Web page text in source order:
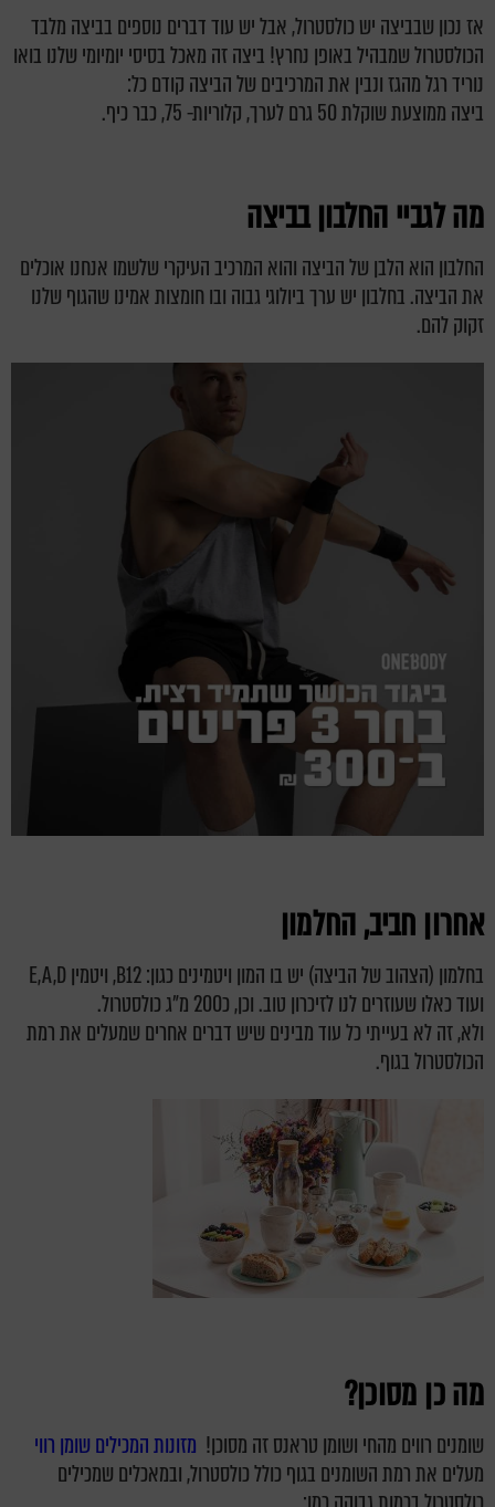
אז נכון שבביצה יש כולסטרול, אבל יש עוד דברים נוספים בביצה מלבד
הכולסטרול שמבהיל באופן נחרץ! ביצה זה מאכל בסיסי יומיומי שלנו בואו
נוריד רגל מהגז ונבין את המרכיבים של הביצה קודם כל:
ביצה ממוצעת שוקלת 50 גרם לערך, קלוריות- 75, כבר כיף.
מה לגביי החלבון בביצה
החלבון הוא הלבן של הביצה והוא המרכיב העיקרי שלשמו אנחנו אוכלים
את הביצה. בחלבון יש ערך ביולוגי גבוה ובו חומצות אמינו שהגוף שלנו
זקוק להם.
אחרון חביב, החלמון
בחלמון (הצהוב של הביצה) יש בו המון ויטמינים כגון: B12, ויטמין E,A,D
ועוד כאלו שעוזרים לנו לזיכרון טוב. וכן, כ200 מ"ג כולסטרול.
ולא, זה לא בעייתי כל עוד מבינים שיש דברים אחרים שמעלים את רמת
הכולסטרול בגוף.
מה כן מסוכן?
שומנים רווים מהחי ושומן טראנס זה מסוכן! מזונות המכילים שומן רווי
מעלים את רמת השומנים בגוף כולל כולסטרול, ובמאכלים שמכילים